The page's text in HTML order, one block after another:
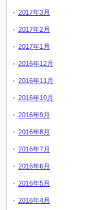
2017年3月
2017年2月
2017年1月
2016年12月
2016年11月
2016年10月
2016年9月
2016年8月
2016年7月
2016年6月
2016年5月
2016年4月